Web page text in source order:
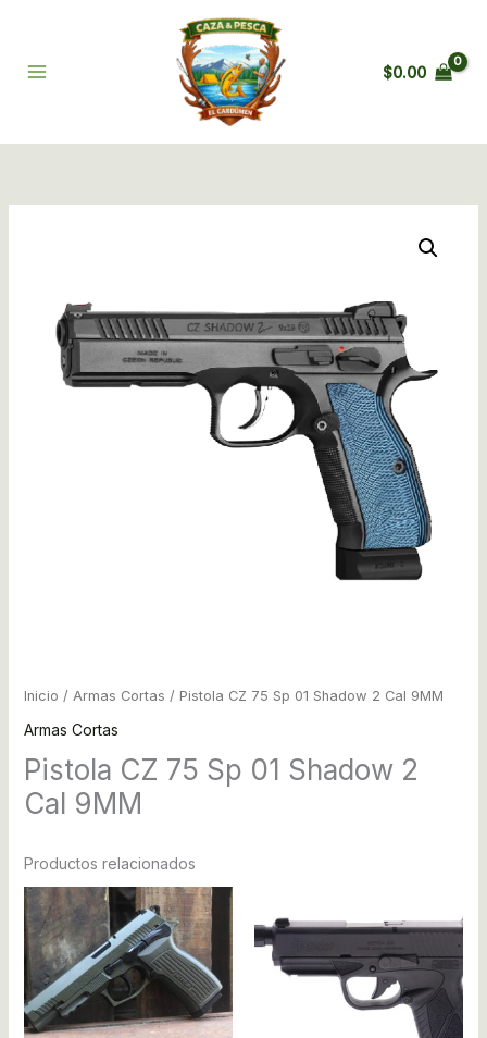
contenido
$0.00
Inicio / Armas Cortas / Pistola CZ 75 Sp 01 Shadow 2 Cal 9MM
Armas Cortas
Pistola CZ 75 Sp 01 Shadow 2
Cal 9MM
Productos relacionados